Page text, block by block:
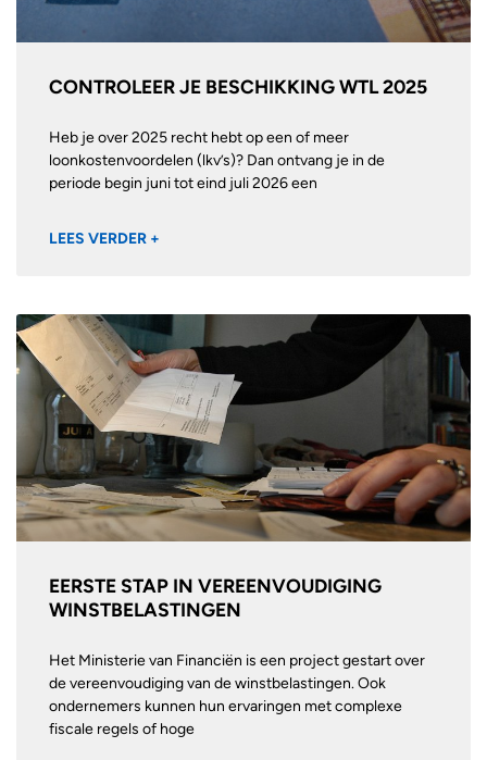
CONTROLEER JE BESCHIKKING WTL 2025
Heb je over 2025 recht hebt op een of meer
loonkostenvoordelen (lkv’s)? Dan ontvang je in de
periode begin juni tot eind juli 2026 een
LEES VERDER +
EERSTE STAP IN VEREENVOUDIGING
WINSTBELASTINGEN
Het Ministerie van Financiën is een project gestart over
de vereenvoudiging van de winstbelastingen. Ook
ondernemers kunnen hun ervaringen met complexe
fiscale regels of hoge